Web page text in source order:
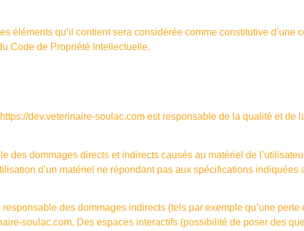
éléments qu’il contient sera considérée comme constitutive d’une
Code de Propriété Intellectuelle.
https://dev.veterinaire-soulac.com est responsable de la qualité et de
des dommages directs et indirects causés au matériel de
d’un matériel ne répondant pas aux spécifications indiquées
des dommages indirects (tels par exemple qu’une perte
soulac.com. Des espaces interactifs (possibilité de poser des